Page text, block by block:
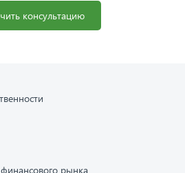
консультацию
рынка